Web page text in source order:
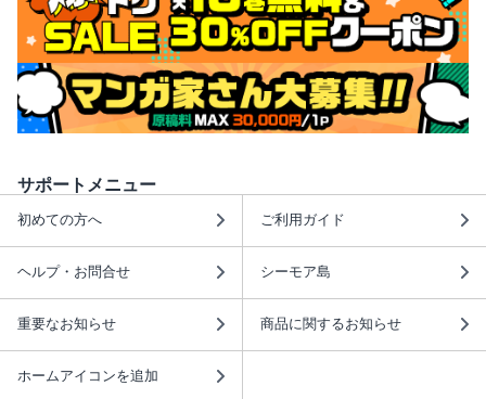
サポートメニュー
初めての方へ ご利用ガイド
ヘルプ・お問合せ シーモア島
重要なお知らせ 商品に関するお知らせ
ホームアイコンを追加